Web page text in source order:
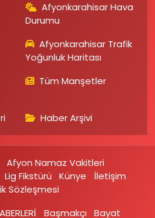
Afyonkarahisar Hava
Durumu
Afyonkarahisar Trafik
Yoğunluk Haritası
Tüm Manşetler
Haber Arşivi
Afyon Namaz Vakitleri
Lig Fikstürü Künye
İletişim
Sözleşmesi
Başmakçı Bayat